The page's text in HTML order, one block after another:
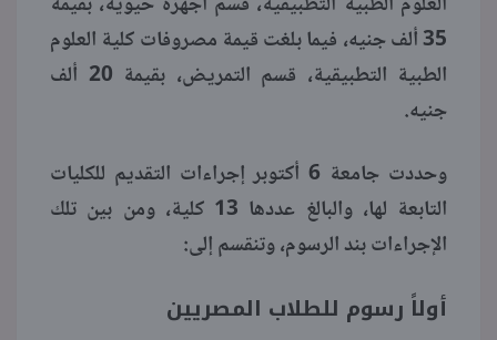
35 ألف جنيه، فيما بلغت قيمة مصروفات كلية العلوم
الطبية التطبيقية، قسم التمريض، بقيمة 20 ألف
جنيه.
وحددت جامعة 6 أكتوبر إجراءات التقديم للكليات
التابعة لها، والبالغ عددها 13 كلية، ومن بين تلك
الإجراءات بند الرسوم، وتنقسم إلى:
أولاً رسوم للطلاب المصريين